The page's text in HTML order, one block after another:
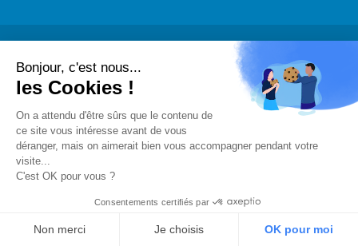
Bonjour, c'est nous...
les Cookies !
On a attendu d'être sûrs que le contenu de
ce site vous intéresse avant de vous
déranger, mais on aimerait bien vous accompagner pendant votre
visite...
C'est OK pour vous ?
Consentements certifiés par
Non merci Je choisis OK pour moi
Contacter Digital Wallonia via l'Agence
du Numérique
Tel. +32 (0)81 77 80 80
Contacter par email
Avenue Prince de Liège, 133
5100 Jambes